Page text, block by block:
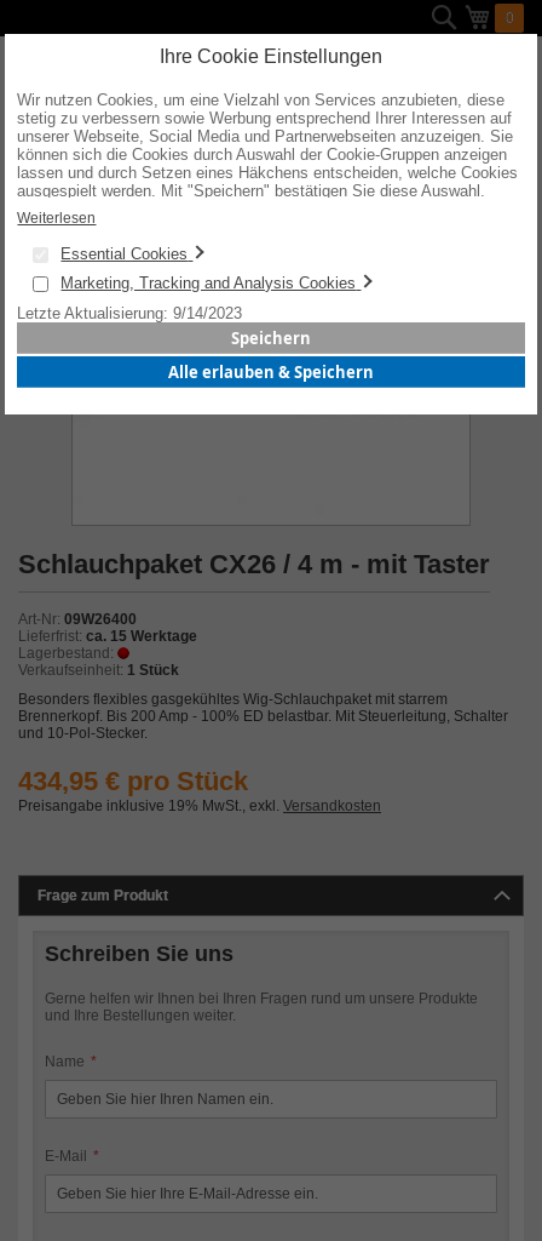
Mein
0
Suche
Zum
Ende
der
Bildergalerie
springen
Zum
Anfang
springen
Schlauchpaket CX26 / 4 m - mit Taster
Art-Nr 09W26400
Lieferfrist ca. 15 Werktage
Lagerbestand
Verkaufseinheit 1 Stück
Besonders flexibles gasgekühltes Wig-Schlauchpaket mit starrem
Brennerkopf. Bis 200 Amp - 100% ED belastbar. Mit Steuerleitung, Schalter
und 10-Pol-Stecker.
434,95 € pro Stück
Preisangabe inklusive 19% MwSt., exkl. Versandkosten
Frage zum Produkt
Schreiben Sie uns
Gerne helfen wir Ihnen bei Ihren Fragen rund um unsere Produkte
und Ihre Bestellungen weiter.
Name
E-Mail
Ihre Cookie Einstellungen
Wir nutzen Cookies, um eine Vielzahl von Services anzubieten, diese
stetig zu verbessern sowie Werbung entsprechend Ihrer Interessen auf
unserer Webseite, Social Media und Partnerwebseiten anzuzeigen. Sie
können sich die Cookies durch Auswahl der Cookie-Gruppen anzeigen
lassen und durch Setzen eines Häkchens entscheiden, welche Cookies
ausgespielt werden. Mit "Speichern" bestätigen Sie diese Auswahl.
Wenn Sie "alle erlauben & speichern" wählen, willigen Sie in die
Verwendung aller Cookies ein. Weitere Informationen erhalten Sie nach
Ihrer Bestätigung in unserer Datenschutzerklärung.
Weiterlesen
Essential Cookies
Marketing, Tracking and Analysis Cookies
Letzte Aktualisierung: 9/14/2023
Speichern
Alle erlauben & Speichern